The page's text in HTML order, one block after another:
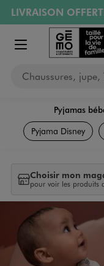
Aller au contenu
Aller à la navigation
LIVRAISON
RETRAIT ET
PAYEZ EN 3x SANS
Retours OFFERTS
Afficher le menu
Chaussures,
Pyjamas
Pyjama Disney
Choisir mon
pour voir les produits